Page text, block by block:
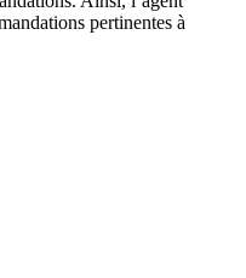
pertinentes à